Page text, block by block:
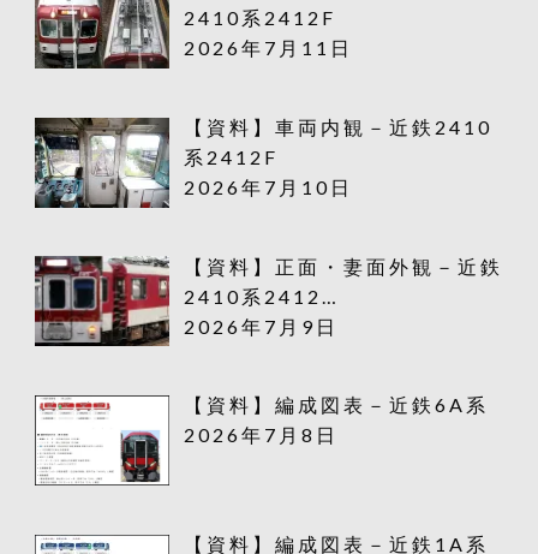
2410系2412F
2026年7月11日
【資料】車両内観－近鉄2410
系2412F
2026年7月10日
【資料】正面・妻面外観－近鉄
2410系2412…
2026年7月9日
【資料】編成図表－近鉄6A系
2026年7月8日
【資料】編成図表－近鉄1A系